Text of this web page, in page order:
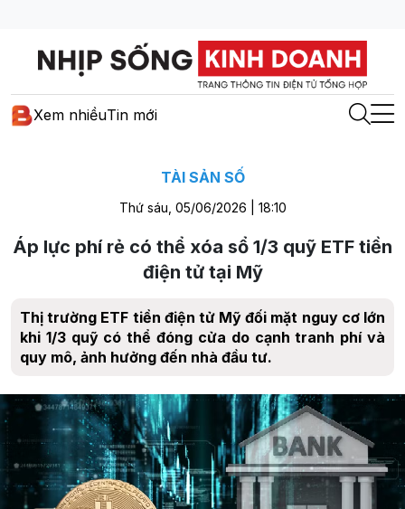
Xem nhiềuTin mới
TÀI SẢN SỐ
Thứ sáu, 05/06/2026 | 18:10
Áp lực phí rẻ có thể xóa sổ 1/3 quỹ ETF tiền
điện tử tại Mỹ
Thị trường ETF tiền điện tử Mỹ đối mặt nguy cơ lớn
khi 1/3 quỹ có thể đóng cửa do cạnh tranh phí và
quy mô, ảnh hưởng đến nhà đầu tư.